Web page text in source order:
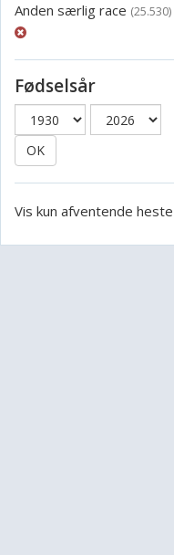
Anden særlig race (25.530)
Fødselsår
OK
Vis kun afventende heste